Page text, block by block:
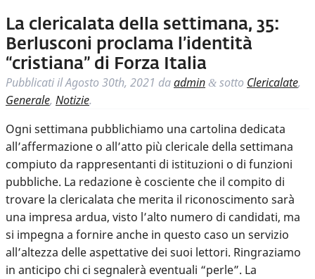
La clericalata della settimana, 35:
Berlusconi proclama l’identità
“cristiana” di Forza Italia
Pubblicati ilAgosto 30th, 2021 daadmin & sotto Clericalate,
Generale, Notizie.
Ogni settimana pubblichiamo una cartolina dedicata
all’affermazione o all’atto più clericale della settimana
compiuto da rappresentanti di istituzioni o di funzioni
pubbliche. La redazione è cosciente che il compito di
trovare la clericalata che merita il riconoscimento sarà
una impresa ardua, visto l’alto numero di candidati, ma
si impegna a fornire anche in questo caso un servizio
all’altezza delle aspettative dei suoi lettori. Ringraziamo
in anticipo chi ci segnalerà eventuali “perle”. La